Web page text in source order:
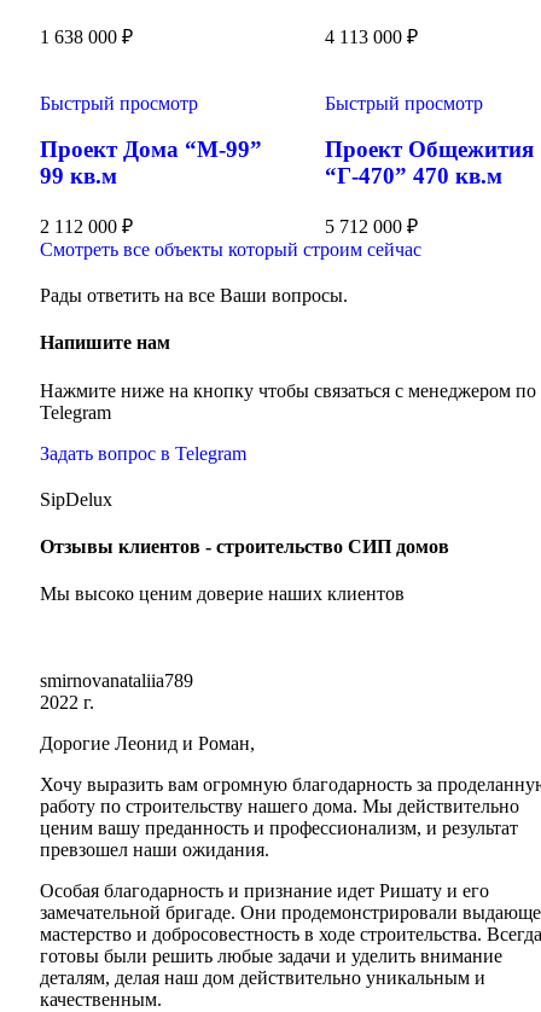
1 638 000 ₽ 4 113 000 ₽
Быстрый просмотр
Проект Дома “М-99”
99 кв.м
2 112 000 ₽
Быстрый просмотр
Проект Общежития
“Г-470” 470 кв.м
5 712 000 ₽
Смотреть все объекты который строим сейчас
Рады ответить на все Ваши вопросы.
Напишите нам
Нажмите ниже на кнопку чтобы связаться с менеджером по
Telegram
Задать вопрос в Telegram
SipDelux
Отзывы клиентов - строительство СИП домов
Мы высоко ценим доверие наших клиентов
smirnovanataliia789
2022 г.
Дорогие Леонид и Роман,
Хочу выразить вам огромную благодарность за
работу по строительству нашего дома. Мы действительно
ценим вашу преданность и профессионализм, и результат
превзошел наши ожидания.
Особая благодарность и признание идет Ришату и его
замечательной бригаде. Они продемонстрировали
мастерство и добросовестность в ходе строительства. Всегда
готовы были решить любые задачи и уделить внимание
деталям, делая наш дом действительно уникальным и
качественным.